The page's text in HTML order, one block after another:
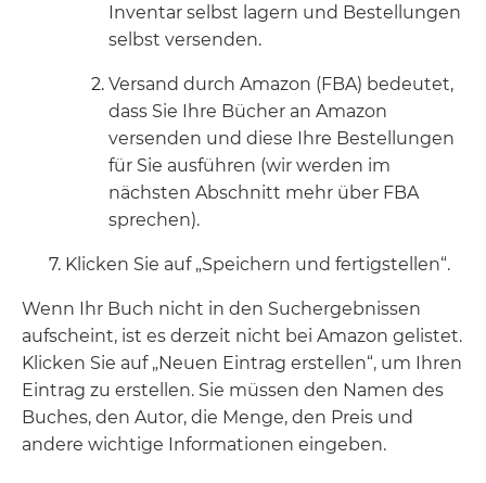
Inventar selbst lagern und Bestellungen
selbst versenden.
Versand durch Amazon (FBA) bedeutet,
dass Sie Ihre Bücher an Amazon
versenden und diese Ihre Bestellungen
für Sie ausführen (wir werden im
nächsten Abschnitt mehr über FBA
sprechen).
Klicken Sie auf „Speichern und fertigstellen“.
Wenn Ihr Buch nicht in den Suchergebnissen
aufscheint, ist es derzeit nicht bei Amazon gelistet.
Klicken Sie auf „Neuen Eintrag erstellen“, um Ihren
Eintrag zu erstellen. Sie müssen den Namen des
Buches, den Autor, die Menge, den Preis und
andere wichtige Informationen eingeben.